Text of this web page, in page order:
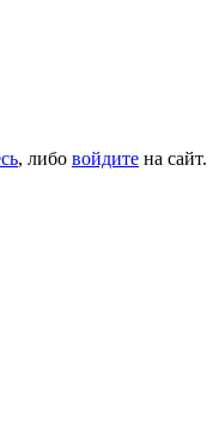
, либо войдите на сайт.